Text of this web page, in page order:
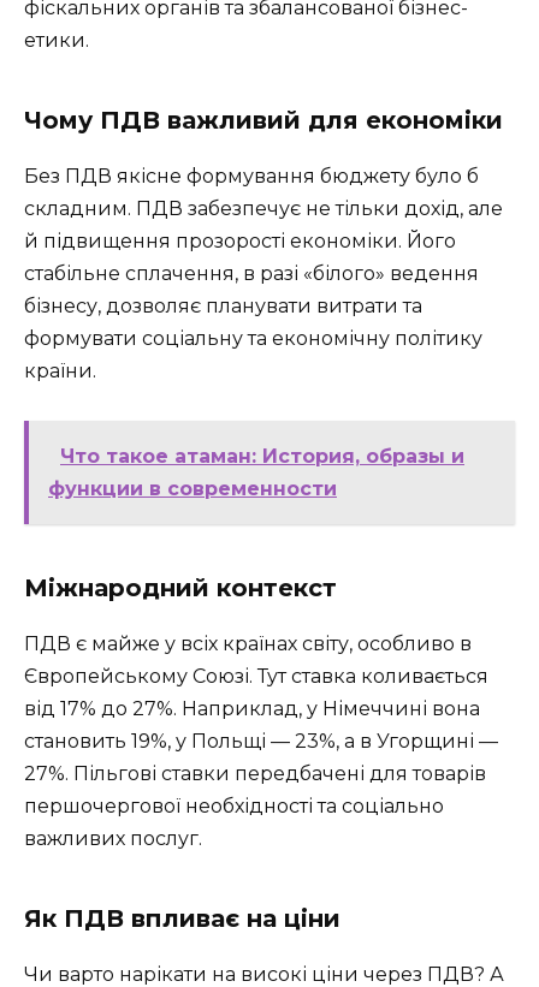
фіскальних органів та збалансованої бізнес-
етики.
Чому ПДВ важливий для економіки
Без ПДВ якісне формування бюджету було б
складним. ПДВ забезпечує не тільки дохід, але
й підвищення прозорості економіки. Його
стабільне сплачення, в разі «білого» ведення
бізнесу, дозволяє планувати витрати та
формувати соціальну та економічну політику
країни.
Что такое атаман: История, образы и
функции в современности
Міжнародний контекст
ПДВ є майже у всіх країнах світу, особливо в
Європейському Союзі. Тут ставка коливається
від 17% до 27%. Наприклад, у Німеччині вона
становить 19%, у Польщі — 23%, а в Угорщині —
27%. Пільгові ставки передбачені для товарів
першочергової необхідності та соціально
важливих послуг.
Як ПДВ впливає на ціни
Чи варто нарікати на високі ціни через ПДВ? А